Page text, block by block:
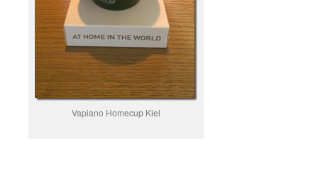
Vapiano Homecup Kiel